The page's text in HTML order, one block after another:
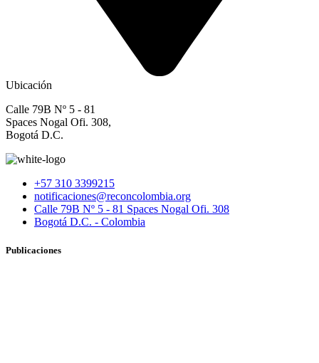
Ubicación
Calle 79B Nº 5 - 81
Spaces Nogal Ofi. 308,
Bogotá D.C.
+57 310 3399215
notificaciones@reconcolombia.org
Calle 79B Nº 5 - 81 Spaces Nogal Ofi. 308
Bogotá D.C. - Colombia
Publicaciones